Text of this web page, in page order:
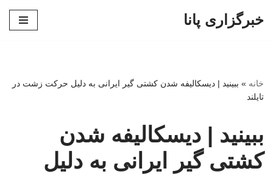
خبرگزاری پانا
خانه » ببینید | دیسکالیفه شدن کشتی گیر ایرانی به دلیل حرکت زشت در
تایلند
ببینید | دیسکالیفه شدن
کشتی گیر ایرانی به دلیل